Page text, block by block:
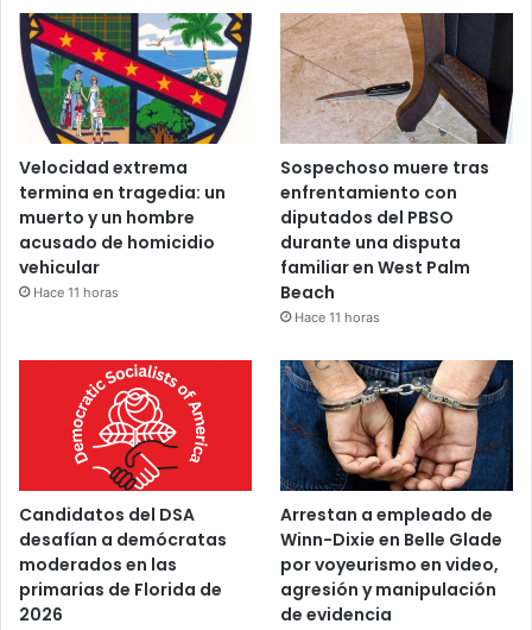
Velocidad extrema
termina en tragedia: un
muerto y un hombre
acusado de homicidio
vehicular
Hace 11 horas
Sospechoso muere tras
enfrentamiento con
diputados del PBSO
durante una disputa
familiar en West Palm
Beach
Hace 11 horas
Candidatos del DSA
desafían a demócratas
moderados en las
primarias de Florida de
2026
Arrestan a empleado de
Winn-Dixie en Belle Glade
por voyeurismo en video,
agresión y manipulación
de evidencia